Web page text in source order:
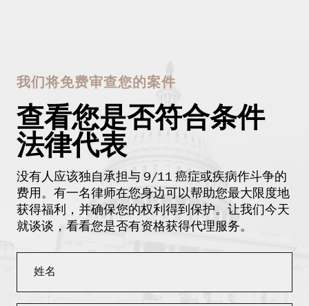
我们将免费审查您的案件
查看您是否符合条件
法律代表
没有人应该独自承担与 9/11 癌症或疾病作斗争的
费用。有一名律师在您身边可以帮助您最大限度地
获得福利，并确保您的权利得到保护。让我们今天
就谈谈，看看您是否有资格获得代理服务。